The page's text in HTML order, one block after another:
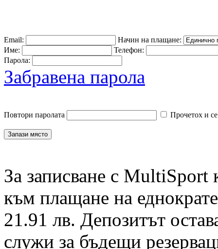
Email:
Начин на плащане:
Име:
Телефон:
Парола:
Забравена парола
Повтори паролата Прочетох и
За записване с MultiSport
към плащане на
21.91 лв. Депозитът
служи за бъдещи